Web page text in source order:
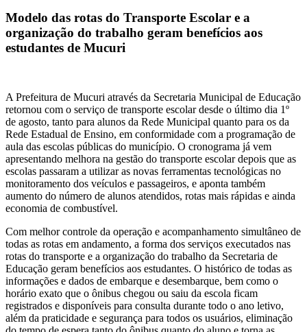
Modelo das rotas do Transporte Escolar e a
organização do trabalho geram benefícios aos
estudantes de Mucuri
A Prefeitura de Mucuri através da Secretaria Municipal de Educação
retornou com o serviço de transporte escolar desde o último dia 1º
de agosto, tanto para alunos da Rede Municipal quanto para os da
Rede Estadual de Ensino, em conformidade com a programação de
aula das escolas públicas do município. O cronograma já vem
apresentando melhora na gestão do transporte escolar depois que as
escolas passaram a utilizar as novas ferramentas tecnológicas no
monitoramento dos veículos e passageiros, e aponta também
aumento do número de alunos atendidos, rotas mais rápidas e ainda
economia de combustível.
Com melhor controle da operação e acompanhamento simultâneo de
todas as rotas em andamento, a forma dos serviços executados nas
rotas do transporte e a organização do trabalho da Secretaria de
Educação geram benefícios aos estudantes. O histórico de todas as
informações e dados de embarque e desembarque, bem como o
horário exato que o ônibus chegou ou saiu da escola ficam
registrados e disponíveis para consulta durante todo o ano letivo,
além da praticidade e segurança para todos os usuários, eliminação